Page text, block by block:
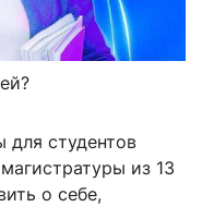
для студентов
из 13
о себе,